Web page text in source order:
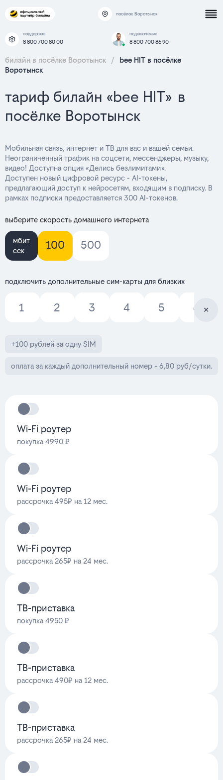
посёлок Воротынск
поддержка
8 800 700 80 00
подключение
8 800 700 86 90
билайн в посёлке Воротынск /
bee HIT в посёлке
Воротынск
тариф билайн «bee HIT» в
посёлке Воротынск
Мобильная связь, интернет и ТВ для вас и вашей семьи.
Неограниченный трафик на соцсети, мессенджеры, музыку,
видео! Доступна опция «Делись безлимитами».
Доступен новый цифровой ресурс - AI-токены,
предлагающий доступ к нейросетям, входящим в подписку. В
рамках подписки предоставляется 300 AI-токенов.
выберите скорость домашнего интернета
мбит
сек
100 500
подключить дополнительные сим-карты для близких
1 2 3 4 5 6
+100 рублей за одну SIM
оплата за каждый дополнительный номер - 6,80 руб/сутки.
Wi-Fi роутер
покупка 4990 ₽
Wi-Fi роутер
рассрочка 495₽ на 12 мес.
Wi-Fi роутер
рассрочка 265₽ на 24 мес.
ТВ-приставка
покупка 4950 ₽
ТВ-приставка
рассрочка 490₽ на 12 мес.
ТВ-приставка
рассрочка 265₽ на 24 мес.